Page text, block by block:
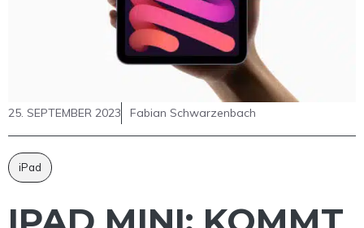
25. SEPTEMBER 2023 Fabian Schwarzenbach
iPad